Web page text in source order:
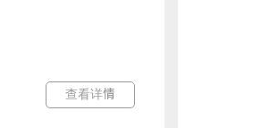
查看详情